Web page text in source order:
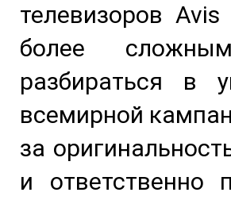
телевизоров
более
разбираться в
всемирной
за
и ответственно